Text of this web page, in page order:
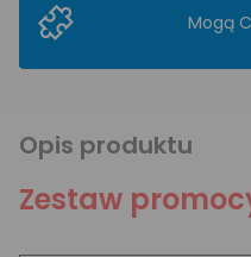
Mogą
Opis produktu
Zestaw